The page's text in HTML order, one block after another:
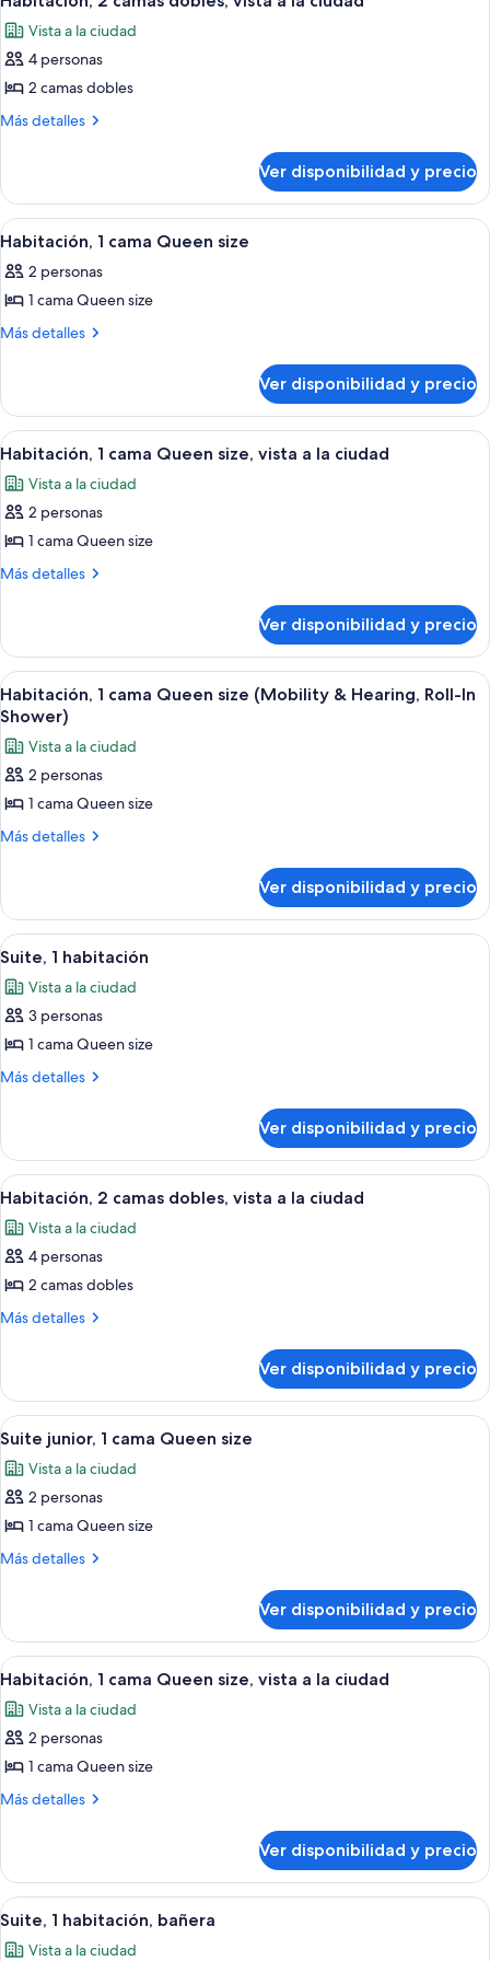
todas
las
fotos
de
Habitación,
dobles,
vista
a
la
ciudad
Vista a la ciudad
4 personas
2 camas dobles
Más detalles
Más
2
camas
dobles,
a
la
Ver disponibilidad y precio
Ver
todas
las
fotos
de
cama
Queen
size
Habitación de hotel con cama,
10
Habitación, 1 cama Queen size
2 personas
1 cama Queen size
Más detalles
Más
1
cama
Queen
Ver disponibilidad y precio
Ver
todas
las
fotos
de
Habitación,
Queen
size,
vista
a
la
ciudad
Una cama bien hecha con sábanas
7
Habitación, 1 cama Queen size, vista a la ciudad
Vista a la ciudad
2 personas
1 cama Queen size
Más detalles
Más
1
cama
Queen
size,
a
la
ciudad
Ver disponibilidad y precio
Ver
todas
las
fotos
de
Habitación,
1
size
(Mobility
&
Hearing,
Roll-
In
Una habitación de hotel con cama,
8
Habitación, 1 cama Queen size (Mobility & Hearing, Roll-In
Shower)
Vista a la ciudad
2 personas
1 cama Queen size
Más detalles
Más
1
cama
Queen
(Mobility
&
Roll-
In
Ver disponibilidad y precio
Ver
todas
las
fotos
de
Suite,
Habitación de hotel con una cama
11
Suite, 1 habitación
Vista a la ciudad
3 personas
1 cama Queen size
Más detalles
Más
1
habitación
Ver disponibilidad y precio
Ver
todas
las
fotos
de
Habitación,
dobles,
vista
a
la
ciudad
Habitación de hotel con dos camas,
7
Habitación, 2 camas dobles, vista a la ciudad
Vista a la ciudad
4 personas
2 camas dobles
Más detalles
Más
2
camas
dobles,
a
la
Ver disponibilidad y precio
Ver
todas
las
fotos
de
Suite
cama
Queen
size
Habitación de hotel con una cama
11
Suite junior, 1 cama Queen size
Vista a la ciudad
2 personas
1 cama Queen size
Más detalles
Más
junior,
cama
size
Ver disponibilidad y precio
Ver
todas
las
fotos
de
Habitación,
Queen
size,
vista
a
Habitación de hotel con una cama
6
Habitación, 1 cama Queen size, vista a la ciudad
Vista a la ciudad
2 personas
1 cama Queen size
Más detalles
Más
1
cama
Queen
vista
Ver disponibilidad y precio
Ver
todas
Habitación de hotel con una cama
11
Suite, 1 habitación, bañera
Vista a la ciudad